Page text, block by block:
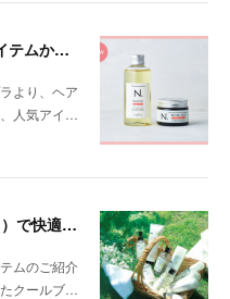
ナプラ「N.」エヌドットの人気アイテムから新提案♪
より、ヘア
人気アイ…
2022年の夏はHalemao（ハレマオ）で快適に過ごす！
ムのご紹介
クールブ…